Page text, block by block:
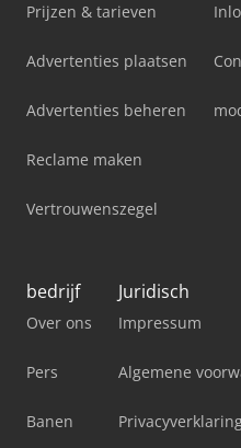
Prijzen & tarieven
Advertenties plaatsen
Advertenties beheren
Reclame maken
Vertrouwenszegel
bedrijf
Over ons
Pers
Banen
Juridisch
Impressum
Algemene